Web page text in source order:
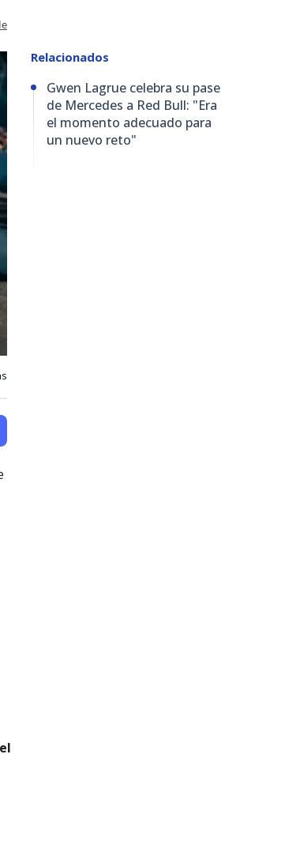
Relacionados
Gwen Lagrue celebra su pase
de Mercedes a Red Bull: "Era
el momento adecuado para
un nuevo reto"